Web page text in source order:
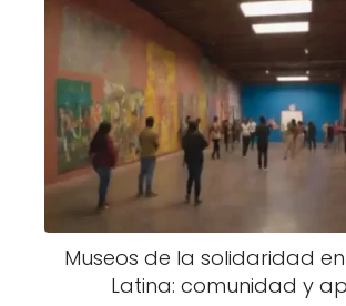
Museos de la solidaridad
Latina: comunidad y